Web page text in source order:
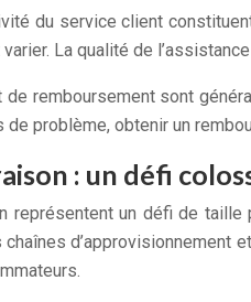
du service client
La qualité de
remboursement sont
de problème, obtenir un
: un défi
représentent un défi de
d’approvisionnement